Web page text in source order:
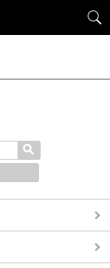
⚲